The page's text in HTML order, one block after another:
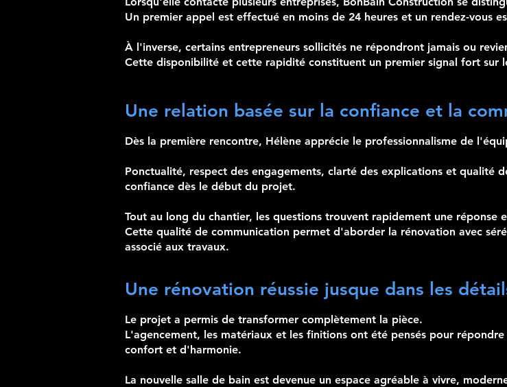
Un premier appel est effectué en moins de 24 heures et un rendez-vous
À l'inverse, certains entrepreneurs sollicités ne répondront jamais ou
Cette disponibilité et cette rapidité constituent un premier signal fort sur
Une relation basée sur la confiance et la
Dès la première rencontre, Hélène apprécie le professionnalisme de
Ponctualité, respect des engagements, clarté des explications et qualité
confiance dès le début du projet.
Tout au long du chantier, les questions trouvent rapidement une réponse
Cette qualité de communication permet d'aborder la rénovation avec
associé aux travaux.
Une rénovation réussie jusque dans les
Le projet a permis de transformer complètement la pièce.
L'agencement, les matériaux et les finitions ont été pensés pour
confort et d'harmonie.
La nouvelle salle de bain est devenue un espace agréable à vivre,